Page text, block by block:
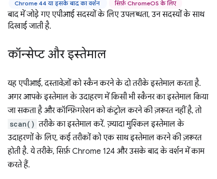
Chrome 44 या इसके बाद का वर्शन सिर्फ़ ChromeOS के लिए
बाद में जोड़े गए एपीआई सदस्यों के लिए उपलब्धता, उन सदस्यों के साथ
दिखाई जाती है.
कॉन्सेप्ट और इस्तेमाल
यह एपीआई, दस्तावेज़ों को स्कैन करने के दो तरीके इस्तेमाल करता है.
अगर आपके इस्तेमाल के उदाहरण में किसी भी स्कैनर का इस्तेमाल किया
जा सकता है और कॉन्फ़िगरेशन को कंट्रोल करने की ज़रूरत नहीं है, तो
scan() तरीके का इस्तेमाल करें. ज़्यादा मुश्किल इस्तेमाल के
उदाहरणों के लिए, कई तरीकों को एक साथ इस्तेमाल करने की ज़रूरत
होती है. ये तरीके, सिर्फ़ Chrome 124 और उसके बाद के वर्शन में काम
करते हैं.